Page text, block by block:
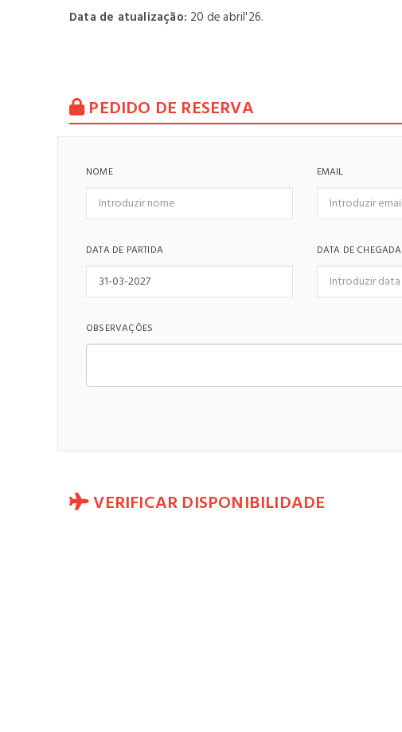
Data de atualização: 20 de abril'26.
PEDIDO DE RESERVA
NOME EMAIL
DATA DE PARTIDA DATA DE CHEGADA
OBSERVAÇÕES
VERIFICAR DISPONIBILIDADE